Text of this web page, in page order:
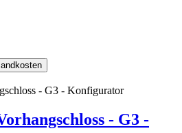
- G3 -